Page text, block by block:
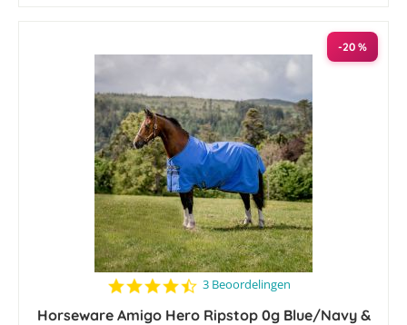
-20 %
4.7
rating
3 Beoordelingen
Horseware Amigo Hero Ripstop 0g Blue/Navy &